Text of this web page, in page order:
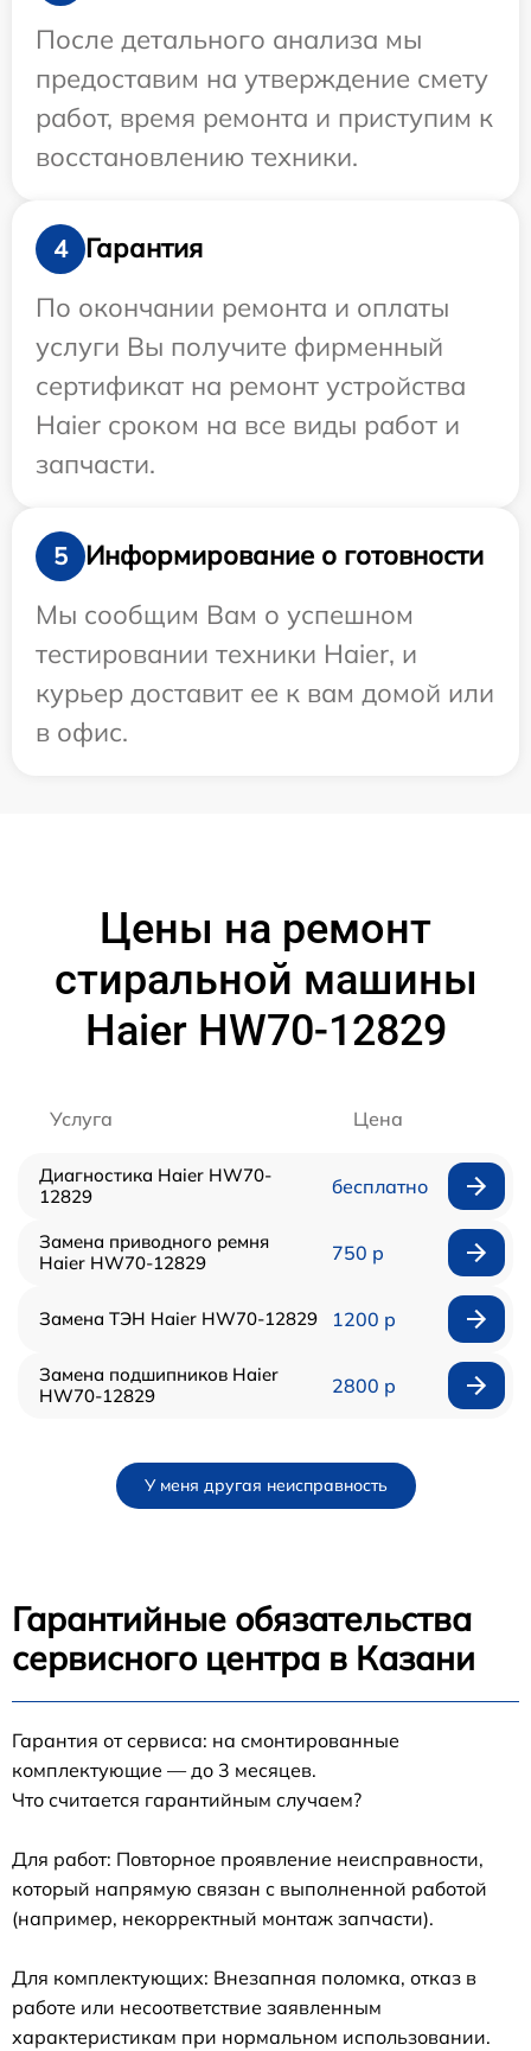
После детального анализа мы
предоставим на утверждение смету
работ, время ремонта и приступим к
восстановлению техники.
4
Гарантия
По окончании ремонта и оплаты
услуги Вы получите фирменный
сертификат на ремонт устройства
Haier сроком на все виды работ и
запчасти.
5
Информирование о готовности
Мы сообщим Вам о успешном
тестировании техники Haier, и
курьер доставит ее к вам домой или
в офис.
Цены на ремонт
стиральной машины
Haier HW70-12829
Услуга Цена
Диагностика Haier HW70-
12829
бесплатно
Замена приводного ремня
Haier HW70-12829
750 р
Замена ТЭН Haier HW70-12829 1200 р
Замена подшипников Haier
HW70-12829
2800 р
У меня другая неисправность
Гарантийные обязательства
сервисного центра в Казани
Гарантия от сервиса: на смонтированные
комплектующие — до 3 месяцев.
Что считается гарантийным случаем?
Для работ: Повторное проявление неисправности,
который напрямую связан с выполненной работой
(например, некорректный монтаж запчасти).
Для комплектующих: Внезапная поломка, отказ в
работе или несоответствие заявленным
характеристикам при нормальном использовании.